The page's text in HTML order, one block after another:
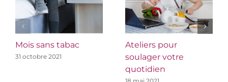
Mois sans tabac
31 octobre 2021
Ateliers pour
soulager votre
quotidien